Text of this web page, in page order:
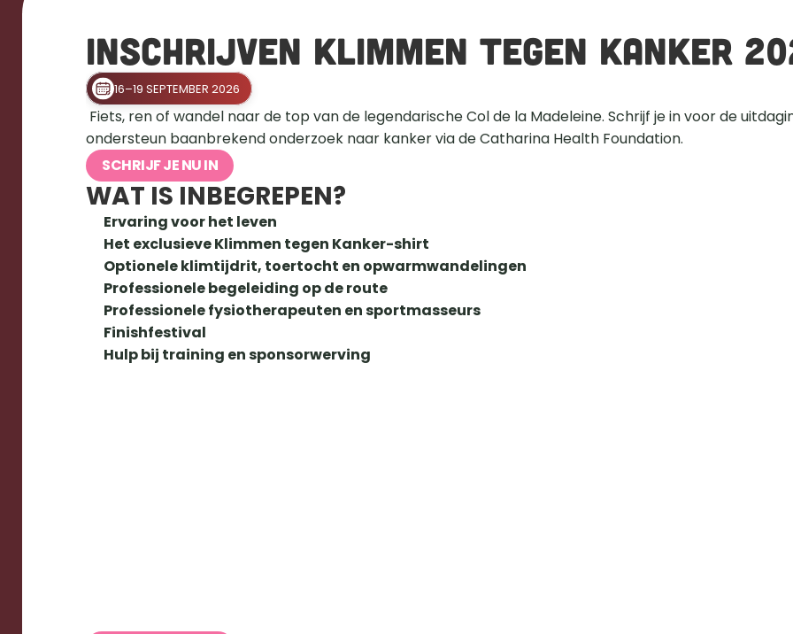
Inschrijven Klimmen tegen kanker
16–19 SEPTEMBER 2026
ondersteun baanbrekend onderzoek naar kanker via de Catharina Health Foundation.
SCHRIJF JE NU IN
WAT IS INBEGREPEN?
Ervaring voor het leven
Het exclusieve Klimmen tegen Kanker-shirt
Optionele klimtijdrit, toertocht en opwarmwandelingen
Professionele begeleiding op de route
Professionele fysiotherapeuten en sportmasseurs
Finishfestival
Hulp bij training en sponsorwerving